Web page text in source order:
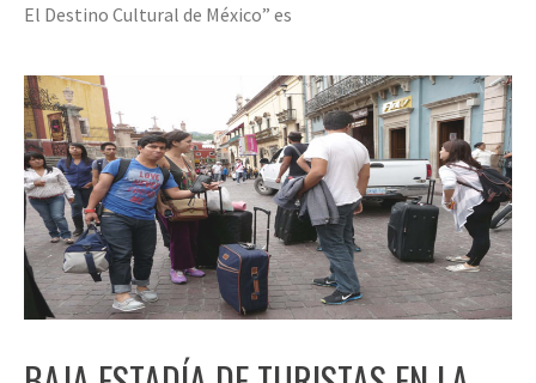
El Destino Cultural de México” es